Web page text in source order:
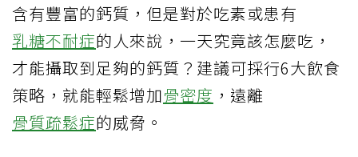
含有豐富的鈣質，但是對於吃素或患有
乳糖不耐症的人來說，一天究竟該怎麼吃，
才能攝取到足夠的鈣質？建議可採行6大飲食
策略，就能輕鬆增加骨密度 ，遠離
骨質疏鬆症的威脅。